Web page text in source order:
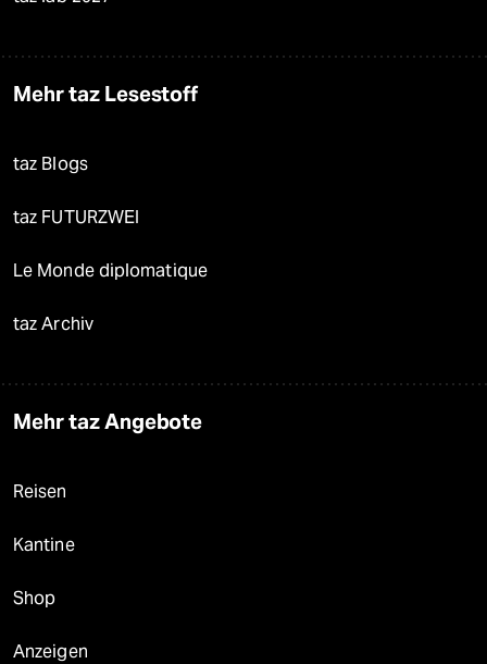
Mehr taz Lesestoff
taz Blogs
taz FUTURZWEI
Le Monde diplomatique
taz Archiv
Mehr taz Angebote
Reisen
Kantine
Shop
Anzeigen